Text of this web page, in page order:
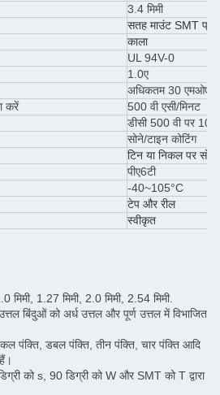
3.4 मिमी
सतह माउंट SMT
काला
UL 94V-0
1.0ए
अधिकतम 30 एमओएम
करें
500 वी एसी/मिनट
डीसी 500 वी पर
सोने/टाइन कोटिंग
टिन या निकल पर सोना
पीए6टी
-40~105°C
टेप और रील
स्वीकृत
1.27 मिमी, 2.0 मिमी, 2.54 मिमी.
बिंदुओं को अर्ध उत्तल और पूर्ण उत्तल में विभाजित
पंक्ति, डबल पंक्ति, तीन पंक्ति, चार पंक्ति आदि
को s, 90 डिग्री को W और SMT को T द्वारा